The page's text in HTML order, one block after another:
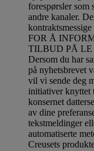
forespørsler som
andre kanaler.
FOR Å
TILBUD PÅ LE
Dersom du har
på nyhetsbrevet
vil vi sende deg
initiativer knyttet
konsernet
av dine
tekstmeldinger
automatiserte
Creusets